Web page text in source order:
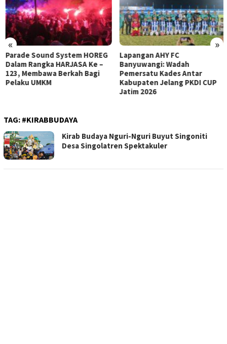
« »
Parade Sound System HOREG
Dalam Rangka HARJASA Ke –
123, Membawa Berkah Bagi
Pelaku UMKM
Lapangan AHY FC
Banyuwangi: Wadah
Pemersatu Kades Antar
Kabupaten Jelang PKDI CUP
Jatim 2026
TAG: #KIRABBUDAYA
Kirab Budaya Nguri-Nguri Buyut Singoniti
Desa Singolatren Spektakuler